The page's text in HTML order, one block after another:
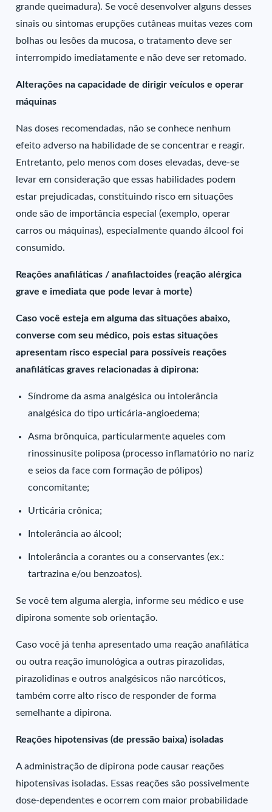
grande queimadura). Se você desenvolver alguns desses
sinais ou sintomas erupções cutâneas muitas vezes com
bolhas ou lesões da mucosa, o tratamento deve ser
interrompido imediatamente e não deve ser retomado.
Alterações na capacidade de dirigir veículos e operar
máquinas
Nas doses recomendadas, não se conhece nenhum
efeito adverso na habilidade de se concentrar e reagir.
Entretanto, pelo menos com doses elevadas, deve-se
levar em consideração que essas habilidades podem
estar prejudicadas, constituindo risco em situações
onde são de importância especial (exemplo, operar
carros ou máquinas), especialmente quando álcool foi
consumido.
Reações anafiláticas / anafilactoides (reação alérgica
grave e imediata que pode levar à morte)
Caso você esteja em alguma das situações abaixo,
converse com seu médico, pois estas situações
apresentam risco especial para possíveis reações
anafiláticas graves relacionadas à dipirona:
Síndrome da asma analgésica ou intolerância
analgésica do tipo urticária-angioedema;
Asma brônquica, particularmente aqueles com
rinossinusite poliposa (processo inflamatório no nariz
e seios da face com formação de pólipos)
concomitante;
Urticária crônica;
Intolerância ao álcool;
Intolerância a corantes ou a conservantes (ex.:
tartrazina e/ou benzoatos).
Se você tem alguma alergia, informe seu médico e use
dipirona somente sob orientação.
Caso você já tenha apresentado uma reação anafilática
ou outra reação imunológica a outras pirazolidas,
pirazolidinas e outros analgésicos não narcóticos,
também corre alto risco de responder de forma
semelhante a dipirona.
Reações hipotensivas (de pressão baixa) isoladas
A administração de dipirona pode causar reações
hipotensivas isoladas. Essas reações são possivelmente
dose-dependentes e ocorrem com maior probabilidade